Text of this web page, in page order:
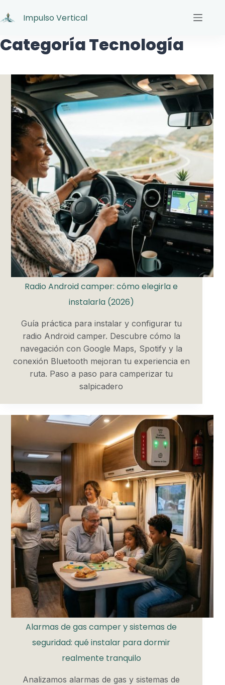
Impulso Vertical
CategoríaTecnología
Radio Android camper: cómo elegirla e
instalarla (2026)
Guía práctica para instalar y configurar tu
radio Android camper. Descubre cómo la
navegación con Google Maps, Spotify y la
conexión Bluetooth mejoran tu experiencia en
ruta. Paso a paso para camperizar tu
salpicadero
Alarmas de gas camper y sistemas de
seguridad: qué instalar para dormir
realmente tranquilo
Analizamos alarmas de gas y sistemas de